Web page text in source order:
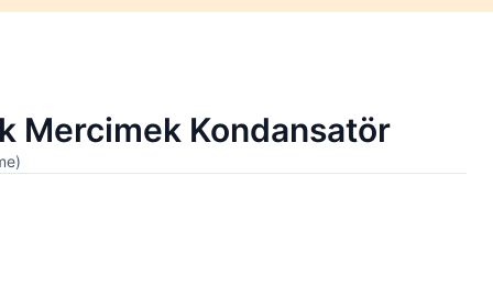
Mercimek Kondansatör
)